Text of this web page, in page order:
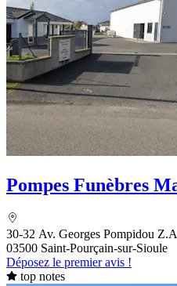
Pompes Funèbres
30-32 Av. Georges Pompidou Z.A
03500 Saint-Pourçain-sur-Sioule
Déposez le premier avis !
top notes